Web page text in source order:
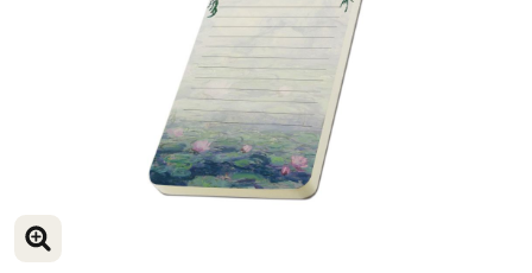
VERGROOT AFBEELDING